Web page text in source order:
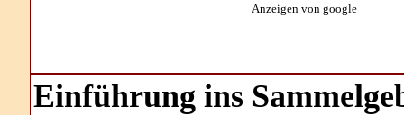
Anzeigen von google
Einführung ins